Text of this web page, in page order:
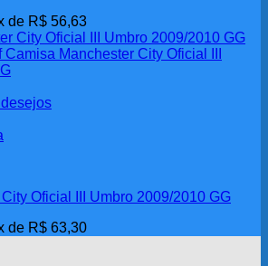
de R$ 56,63
Oficial III Umbro 2009/2010 GG
de R$ 63,30